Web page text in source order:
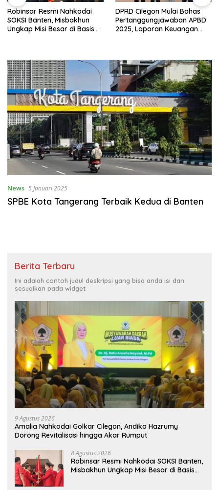
Robinsar Resmi Nahkodai
SOKSI Banten, Misbakhun
Ungkap Misi Besar di Basis
DPRD Cilegon Mulai Bahas
Pertanggungjawaban APBD
2025, Laporan Keuangan
News 5 Januari 2025
SPBE Kota Tangerang Terbaik Kedua di Banten
Berita Terbaru
Ini adalah contoh judul deskripsi yang bisa anda isi dan
sesuaikan pada widget
9 Agustus 2026
Amalia Nahkodai Golkar Cilegon, Andika Hazrumy
Dorong Revitalisasi hingga Akar Rumput
8 Agustus 2026
Robinsar Resmi Nahkodai SOKSI Banten,
Misbakhun Ungkap Misi Besar di Basis